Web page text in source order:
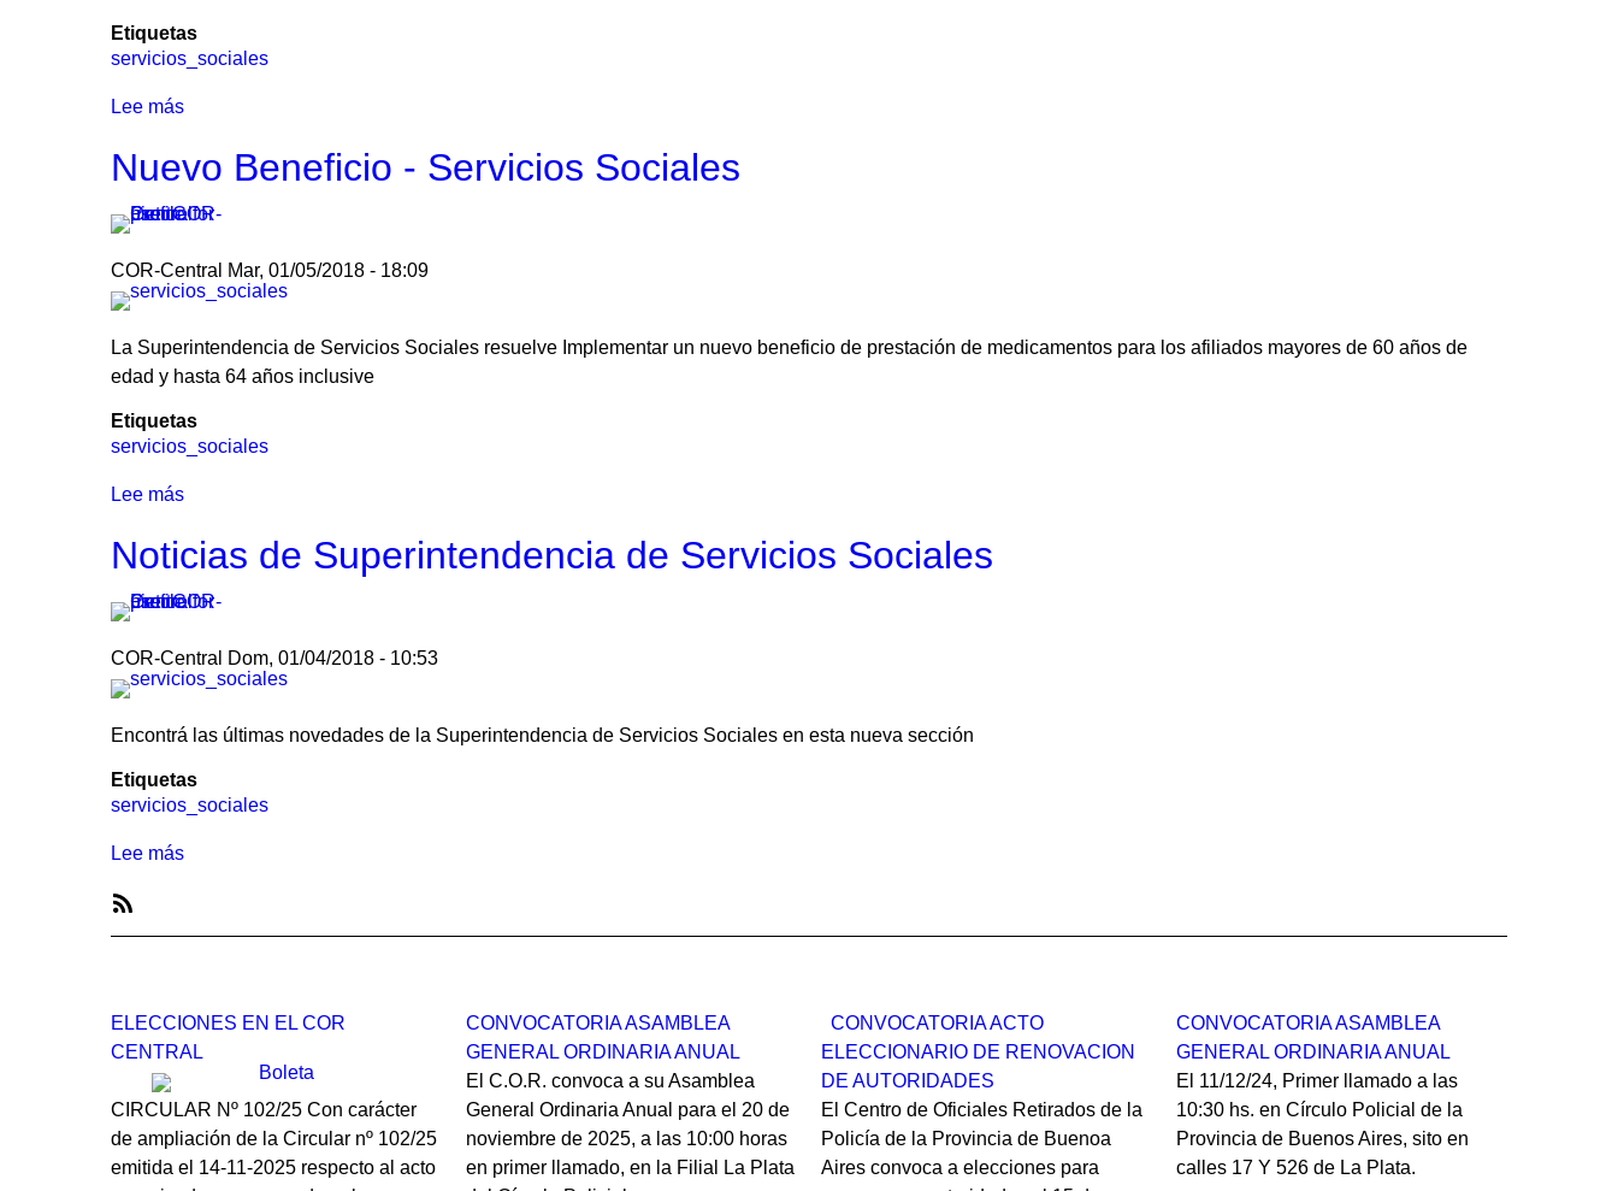
Etiquetas
servicios_sociales
Lee más
de
a
del
de
Mayo
Nuevo Beneficio - Servicios Sociales
COR-Central Mar, 01/05/2018 - 18:09
La Superintendencia de Servicios Sociales resuelve Implementar un nuevo beneficio de prestación de medicamentos para los afiliados mayores de 60 años de
edad y hasta 64 años inclusive
Etiquetas
servicios_sociales
Lee más
Beneficio
Servicios
Noticias de Superintendencia de Servicios Sociales
COR-Central Dom, 01/04/2018 - 10:53
Encontrá las últimas novedades de la Superintendencia de Servicios Sociales en esta nueva sección
Etiquetas
servicios_sociales
Lee más
Superintendencia
Sociales
SubscribeSuscribirse
ELECCIONES EN EL COR
CENTRAL
CIRCULAR Nº 102/25 Con carácter
de ampliación de la Circular nº 102/25
emitida el 14-11-2025 respecto al acto
CONVOCATORIA ASAMBLEA
GENERAL ORDINARIA ANUAL
El C.O.R. convoca a su Asamblea
General Ordinaria Anual para el 20 de
noviembre de 2025, a las 10:00 horas
en primer llamado, en la Filial La Plata
CONVOCATORIA ACTO
ELECCIONARIO DE RENOVACION
DE AUTORIDADES
El Centro de Oficiales Retirados de la
Policía de la Provincia de Buenoa
Aires convoca a elecciones para
CONVOCATORIA ASAMBLEA
GENERAL ORDINARIA ANUAL
El 11/12/24, Primer llamado a las
10:30 hs. en Círculo Policial de la
Provincia de Buenos Aires, sito en
calles 17 Y 526 de La Plata.